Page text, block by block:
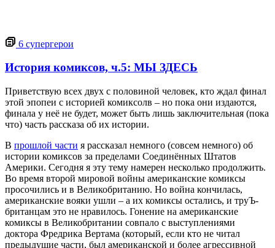
6 супергерои
История комиксов, ч.5: МЫ ЗДЕСЬ
Приветствую всех двух с половиной человек, кто ждал финал
этой эпопеи с историей комиксолв – но пока они издаются,
финала у неё не будет, может быть лишь заключительная (пока
что) часть рассказа об их истории.
В прошлой части я рассказал немного (совсем немного) об
истории комиксов за пределами Соединённых Штатов
Америки. Сегодня я эту тему намерен несколько продолжить.
Во время второй мировой войны американские комиксы
просочились и в Великобританию. Но война кончилась,
американские вояки ушли – а их комиксы остались, и труЪ-
британцам это не нравилось. Гонение на американские
комиксы в Великобритании совпало с выступлениями
доктора Фредрика Вертама (который, если кто не читал
предыдущие части, был американской и более агрессивной